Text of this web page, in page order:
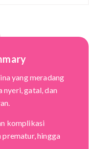
yang meradang
nyeri, gatal, dan
komplikasi
hingga